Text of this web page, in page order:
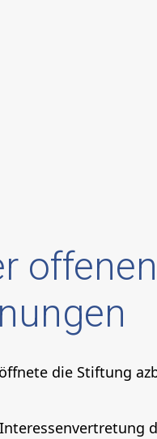
die Stiftung